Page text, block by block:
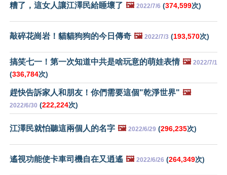
糟了，這女人讓江澤民給睡壞了 🖼️ 2022/7/6 (374,599次)
敲碎花崗岩！貓貓狗狗的今日傳奇 🖼️ 2022/7/3 (193,570次)
搞笑七一！第一次知道中共是啥玩意的萌娃表情 🖼️ 2022/7/1
(336,784次)
趕快告訴家人和朋友！你們需要這個"乾淨世界" 🖼️
2022/6/30 (222,224次)
江澤民就怕聽這兩個人的名字 🖼️ 2022/6/29 (296,235次)
遙視功能使卡車司機自在又逍遙 🖼️ 2022/6/26 (264,349次)